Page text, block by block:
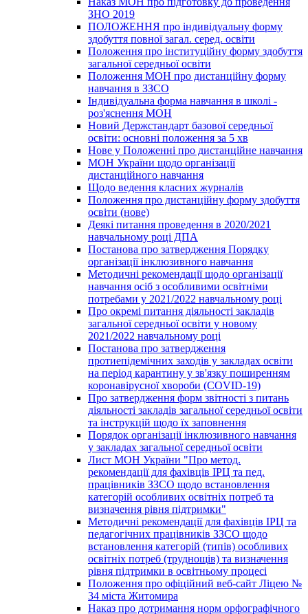
ЗНО 2019
ПОЛОЖЕННЯ про індивідуальну форму
здобуття повної загал. серед. освіти
Положення про інституційну форму здобуття
загальної середньої освіти
Положення МОН про дистанційну форму
навчання в ЗЗСО
Індивідуальна форма навчання в школі -
роз'яснення МОН
Новий Держстандарт базової середньої
освіти: основні положення за 5 хв
Нове у Положенні про дистанційне навчання
МОН України щодо організації
дистанційного навчання
Щодо ведення класних журналів
Положення про дистанційну форму здобуття
освіти (нове)
Деякі питання проведення в 2020/2021
навчальному році ДПА
Постанова про затвердження Порядку
організації інклюзивного навчання
Методичні рекомендації щодо організації
навчання осіб з особливими освітніми
потребами у 2021/2022 навчальному році
Про окремі питання діяльності закладів
загальної середньої освіти у новому
2021/2022 навчальному році
Постанова про затвердження
протиепідемічних заходів у закладах освіти
на період карантину у зв'язку поширенням
коронавірусної хвороби (COVID-19)
Про затвердження форм звітності з питань
діяльності закладів загальної середньої освіти
та інструкцій щодо їх заповнення
Порядок організації інклюзивного навчання
у закладах загальної середньої освіти
Лист МОН України "Про метод.
рекомендації для фахівців ІРЦ та пед.
працівників ЗЗСО щодо встановлення
категорій особливих освітніх потреб та
визначення рівня підтримки"
Методичні рекомендації для фахівців ІРЦ та
педагогічних працівників ЗЗСО щодо
встановлення категорій (типів) особливих
освітніх потреб (труднощів) та визначення
рівня підтримки в освітньому процесі
Положення про офіційний веб-сайт Ліцею №
34 міста Житомира
Наказ про дотримання норм орфографічного